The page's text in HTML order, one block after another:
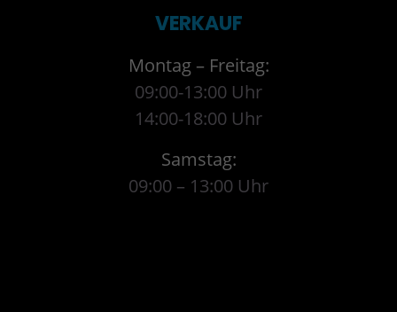
VERKAUF
Montag – Freitag:
09:00-13:00 Uhr
14:00-18:00 Uhr
Samstag:
09:00 – 13:00 Uhr